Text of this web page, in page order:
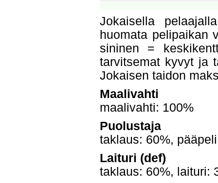
Jokaisella
huomata pelipaikan
sininen =
tarvitsemat kyvyt ja
Jokaisen taidon
Maalivahti
maalivahti: 100%
Puolustaja
taklaus: 60%,
Laituri (def)
taklaus: 60%, laituri: